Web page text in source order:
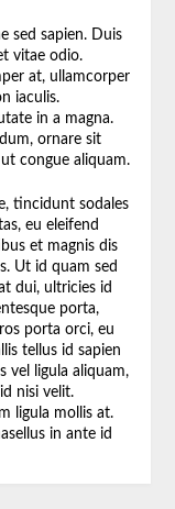
sed sapien. Duis
vitae odio.
at, ullamcorper
iaculis.
in a magna.
ornare sit
congue aliquam.
tincidunt sodales
eu eleifend
et magnis dis
Ut id quam sed
dui, ultricies id
porta,
porta orci, eu
tellus id sapien
vel ligula aliquam,
nisi velit.
ligula mollis at.
in ante id